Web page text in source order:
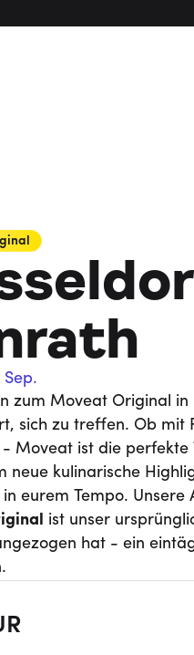
zum Moveat Original
sich zu treffen. Ob mit
Moveat ist die perfekte
neue kulinarische
eurem Tempo. Unsere
ist unser
hat - ein